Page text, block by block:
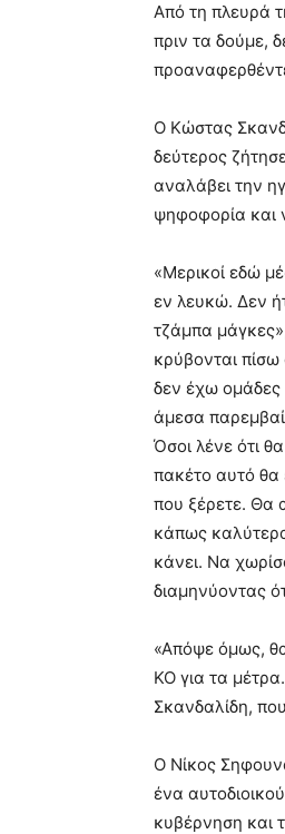
Από τη πλευρά
πριν τα δούμε,
Ο Κώστας
δεύτερος
αναλάβει την
ψηφοφορία και
«Μερικοί εδώ
εν λευκώ. Δεν
τζάμπα
κρύβονται πίσω
δεν έχω ομάδες
άμεσα
Όσοι λένε ότι
πακέτο αυτό θα
που ξέρετε. Θα
κάπως
κάνει. Να
διαμηνύοντας
«Απόψε όμως,
ΚΟ για τα
Σκανδαλίδη,
Ο Νίκος
ένα
κυβέρνηση και